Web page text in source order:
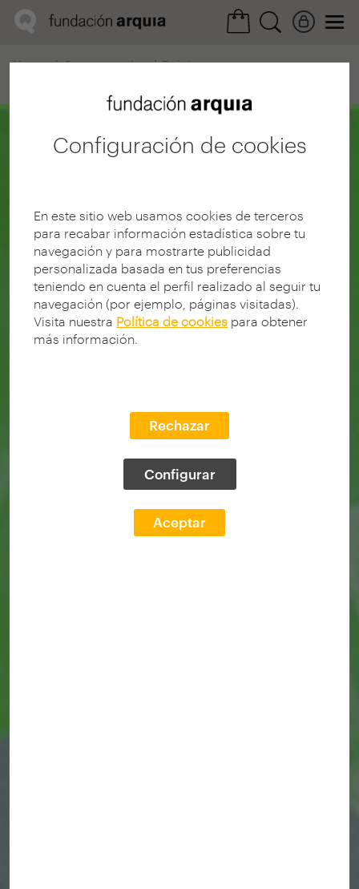
Configuración de cookies
En este sitio web usamos cookies de terceros
para recabar información estadística sobre tu
navegación y para mostrarte publicidad
personalizada basada en tus preferencias
teniendo en cuenta el perfil realizado al seguir tu
navegación (por ejemplo, páginas visitadas).
Visita nuestra Política de cookies para obtener
más información.
Rechazar
Configurar
Aceptar
Home Convocatorias
Próxima